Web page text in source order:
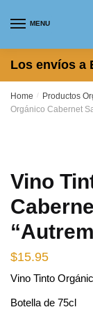
MENU
Los envíos a
Home / Productos
Orgánico Cabernet
Vino
$15.95
Vino Tinto
Botella de 75cl